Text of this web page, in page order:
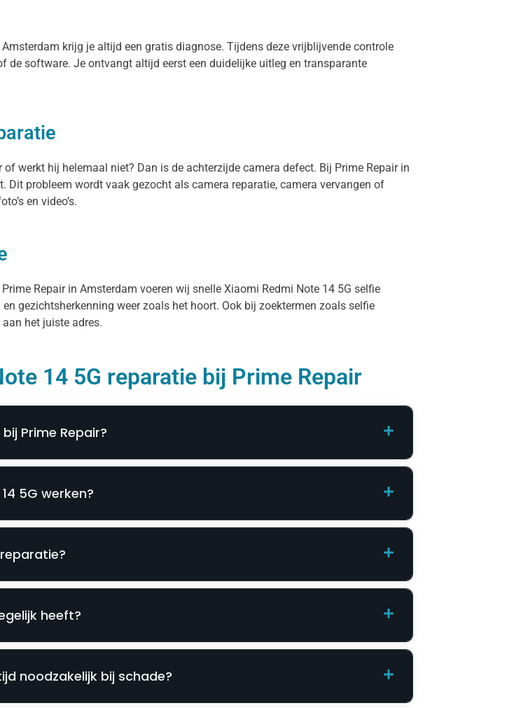
krijg je altijd een gratis diagnose. Tijdens deze vrijblijvende controle
de software. Je ontvangt altijd eerst een duidelijke uitleg en transparante
werkt hij helemaal niet? Dan is de achterzijde camera defect. Bij Prime Repair in
probleem wordt vaak gezocht als camera reparatie, camera vervangen of
en video’s.
Repair in Amsterdam voeren wij snelle Xiaomi Redmi Note 14 5G selfie
gezichtsherkenning weer zoals het hoort. Ook bij zoektermen zoals selfie
het juiste adres.
14 5G reparatie bij Prime Repair
Prime Repair?
5G werken?
heeft?
noodzakelijk bij schade?